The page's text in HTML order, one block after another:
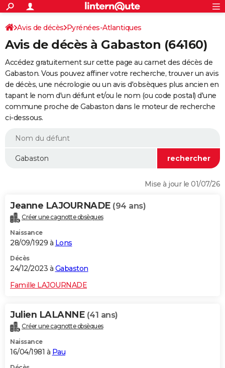
ACTUALITÉS
Politique
Société
Faits Divers
Education
Monde
Villes
+
SPORT
Coupe du monde 2026
Football
Tennis
Cyclisme
Rugby
Forum
Programme TV
TNT
Streaming
Cinéma
Sorties cinéma
Musique
+
FINANCE
Retraite
Epargne
Immobilier
Risques naturels par ville
Assurance
AUTO
Essais
Réserver un essai
Citadines
Berlines
SUV
Forum auto
+HIGH-TECH
BRICOLAGE
WEEK-END
Alimentation
Guide de la santé
Maladies
Médicaments
Sommeil
VOYAGE
Destinations
City break
Voyage nature
Voyage de noces
Forum
Climat
+PHOTO
GUIDES D'ACHAT
Carte de Noël
Carte Bonne année
Carte Saint-Valentin
Carte Pâques
Carte d'anniversaire
DICTIONNAIRE
Dictionnaire
Biographies
Citations
Expressions
Proverbes
PROGRAMME TV
S'inscrire
Connexion
Avis de décès Pyrénées-Atlantiques
Avis de décès à Gabaston (64160)
Accédez gratuitement sur cette page au carnet des décès de
Gabaston. Vous pouvez affiner votre recherche, trouver un avis
de décès, une nécrologie ou un avis d'obsèques plus ancien en
tapant le nom d'un défunt et/ou le nom (ou code postal) d'une
commune proche de Gabaston dans le moteur de recherche
ci-dessous.
Mise à jour le 01/07/26
Jeanne LAJOURNADE (94 ans)
Créer une cagnotte obsèques
Naissance
28/09/1929 à Lons
Décès
24/12/2023 à Gabaston
Famille LAJOURNADE
Julien LALANNE (41 ans)
Créer une cagnotte obsèques
Naissance
16/04/1981 à Pau